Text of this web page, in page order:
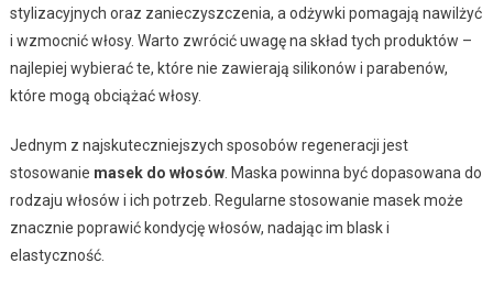
stylizacyjnych oraz zanieczyszczenia, a odżywki pomagają nawilżyć
i wzmocnić włosy. Warto zwrócić uwagę na skład tych produktów –
najlepiej wybierać te, które nie zawierają silikonów i parabenów,
które mogą obciążać włosy.
Jednym z najskuteczniejszych sposobów regeneracji jest
stosowanie masek do włosów. Maska powinna być dopasowana do
rodzaju włosów i ich potrzeb. Regularne stosowanie masek może
znacznie poprawić kondycję włosów, nadając im blask i
elastyczność.